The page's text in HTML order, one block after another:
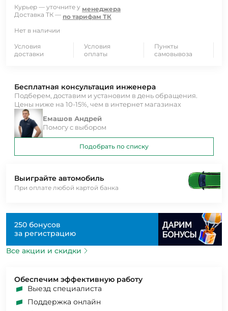
Курьер — уточните у менеджера
Доставка ТК — по тарифам ТК
Нет в наличии
Условия
доставки
Условия
оплаты
Пункты
самовывоза
Выиграйте автомобиль
При оплате любой картой банка
250 бонусов
за регистрацию
Все акции и скидки
Обеспечим эффективную работу
Выезд специалиста
Поддержка онлайн
Бесплатная консультация инженера
Подберем, доставим и установим в день обращения.
Цены ниже на 10-15%, чем в интернет магазинах
Емашов Андрей
Помогу с выбором
Подобрать по списку